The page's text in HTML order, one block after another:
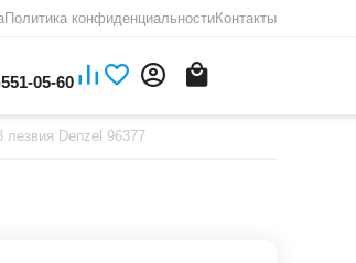
Политика конфиденциальностиКонтакты
05-60
Denzel 96377